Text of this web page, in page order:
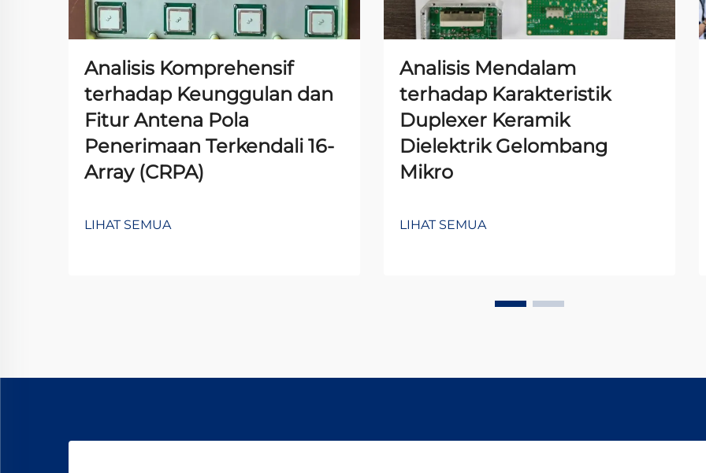
Analisis Komprehensif
terhadap Keunggulan dan
Fitur Antena Pola
Penerimaan Terkendali 16-
Array (CRPA)
LIHAT SEMUA
Analisis Mendalam
terhadap Karakteristik
Duplexer Keramik
Dielektrik Gelombang
Mikro
LIHAT SEMUA